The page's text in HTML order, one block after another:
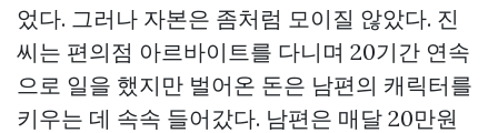
었다. 그러나 자본은 좀처럼 모이질 않았다. 진
씨는 편의점 아르바이트를 다니며 20기간 연속
으로 일을 했지만 벌어온 돈은 남편의 캐릭터를
키우는 데 속속 들어갔다. 남편은 매달 20만원